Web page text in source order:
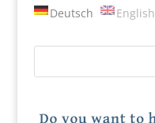
Deutsch English